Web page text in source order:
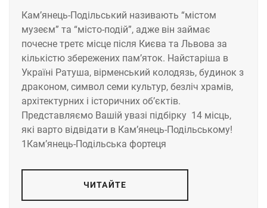
Кам’янець-Подільський називають “містом
музеєм” та “місто-подій”, адже він займає
почесне третє місце після Києва та Львова за
кількістю збережених пам’яток. Найстаріша в
Україні Ратуша, вірменський колодязь, будинок з
драконом, символ семи культур, безліч храмів,
архітектурних і історичних об’єктів.
Представляємо Вашій увазі підбірку 14 місць,
які варто відвідати в Кам’янець-Подільському!
1Кам’янець-Подільська фортеця
ЧИТАЙТЕ